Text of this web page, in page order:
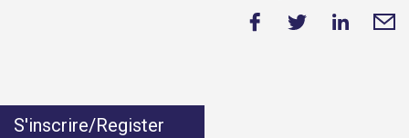
S'inscrire/Register